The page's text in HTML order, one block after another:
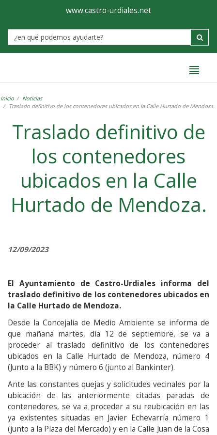
Ayuntamiento
de
Castro-
www.castro-urdiales.net
Label
Inicio
Noticias
Traslado definitivo de los contenedores ubicados en la Calle Hurtado de Mendoza.
Traslado definitivo de
los contenedores
ubicados en la Calle
Hurtado de Mendoza.
12/09/2023
El Ayuntamiento de Castro-Urdiales informa del
traslado definitivo de los contenedores ubicados en
la Calle Hurtado de Mendoza.
Desde la Concejalía de Medio Ambiente se informa de
que mañana martes, día 12 de septiembre, se va a
proceder al traslado definitivo de los contenedores
ubicados en la Calle Hurtado de Mendoza, número 4
(Junto a la BBK) y número 6 (junto al Bankinter).
Ante las constantes quejas y solicitudes vecinales por la
ubicación de las anteriormente citadas paradas de
contenedores, se va a proceder a su reubicación en las
ya existentes situadas en Javier Echevarría número 1
(junto a la Plaza del Mercado) y en la Calle Juan de la Cosa